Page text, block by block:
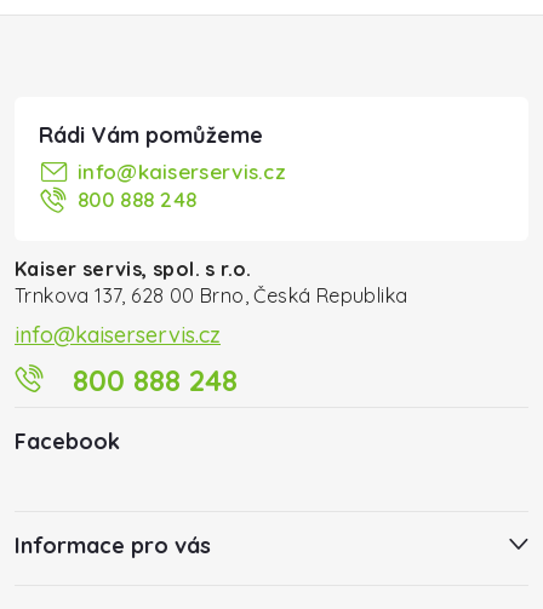
info@kaiserservis.cz
800 888 248
Kaiser servis, spol. s r.o.
Trnkova 137, 628 00 Brno, Česká Republika
info@kaiserservis.cz
800 888 248
Facebook
Informace pro vás